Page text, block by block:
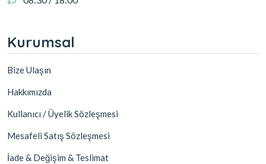
Kurumsal
Bize Ulaşın
Hakkımızda
Kullanıcı / Üyelik Sözleşmesi
Mesafeli Satış Sözleşmesi
İade & Değişim & Teslimat